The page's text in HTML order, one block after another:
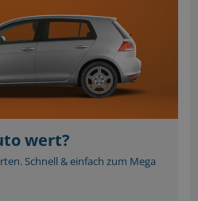
wert?
Schnell & einfach zum Mega